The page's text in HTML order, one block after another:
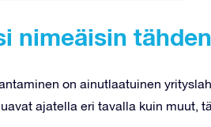
nimeäisin
on ainutlaatuinen
ajatella eri tavalla kuin muut,